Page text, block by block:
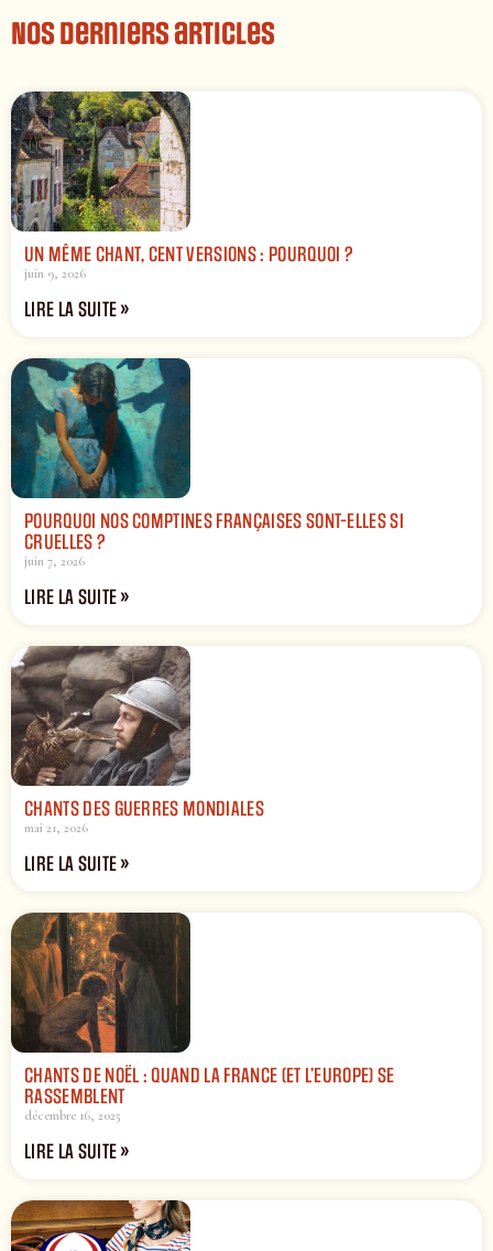
Nos derniers articles
UN MÊME CHANT, CENT VERSIONS : POURQUOI ?
juin 9, 2026
LIRE LA SUITE »
POURQUOI NOS COMPTINES FRANÇAISES SONT-ELLES SI
CRUELLES ?
juin 7, 2026
LIRE LA SUITE »
CHANTS DES GUERRES MONDIALES
mai 21, 2026
LIRE LA SUITE »
CHANTS DE NOËL : QUAND LA FRANCE (ET L’EUROPE) SE
RASSEMBLENT
décembre 16, 2025
LIRE LA SUITE »